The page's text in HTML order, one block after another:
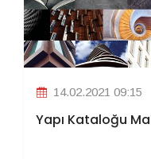
14.02.2021 09:15
Yapı Kataloğu